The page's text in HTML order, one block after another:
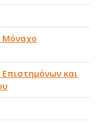
Μόναχο
Επιστημόνων και